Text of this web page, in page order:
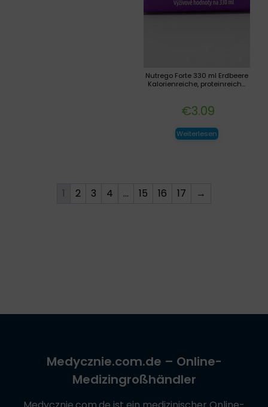
Nutrego Forte 330 ml Erdbeere
Kalorienreiche, proteinreich...
€3.09
Weiterlesen
1 2 3 4 … 15 16 17 →
Medycznie.com.de – Online-
Medizingroßhändler